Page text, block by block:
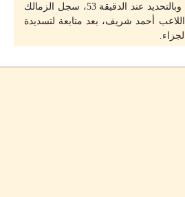
وفي بداية الشوط الثاني، وبالتحديد عند الدقيقة 53، سجل الزمالك
أحمد شريف، بعد متابعة لتسديدة